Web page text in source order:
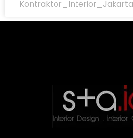
Kontraktor_Interior_Jakarta